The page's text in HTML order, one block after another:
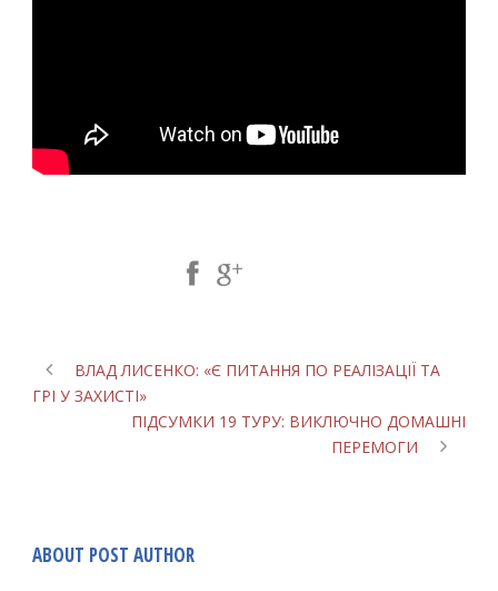
ВЛАД ЛИСЕНКО: «Є ПИТАННЯ ПО РЕАЛІЗАЦІЇ ТА
ГРІ У ЗАХИСТІ»
ПІДСУМКИ 19 ТУРУ: ВИКЛЮЧНО ДОМАШНІ
ПЕРЕМОГИ
ABOUT POST AUTHOR